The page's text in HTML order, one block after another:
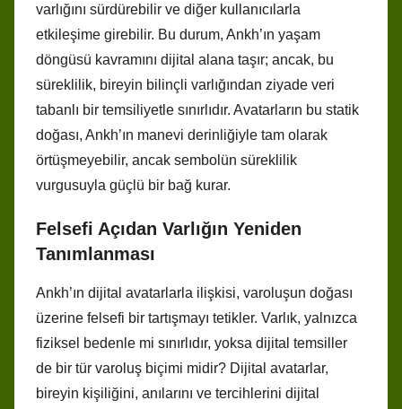
varlığını sürdürebilir ve diğer kullanıcılarla
etkileşime girebilir. Bu durum, Ankh’ın yaşam
döngüsü kavramını dijital alana taşır; ancak, bu
süreklilik, bireyin bilinçli varlığından ziyade veri
tabanlı bir temsiliyetle sınırlıdır. Avatarların bu statik
doğası, Ankh’ın manevi derinliğiyle tam olarak
örtüşmeyebilir, ancak sembolün süreklilik
vurgusuyla güçlü bir bağ kurar.
Felsefi Açıdan Varlığın Yeniden
Tanımlanması
Ankh’ın dijital avatarlarla ilişkisi, varoluşun doğası
üzerine felsefi bir tartışmayı tetikler. Varlık, yalnızca
fiziksel bedenle mi sınırlıdır, yoksa dijital temsiller
de bir tür varoluş biçimi midir? Dijital avatarlar,
bireyin kişiliğini, anılarını ve tercihlerini dijital